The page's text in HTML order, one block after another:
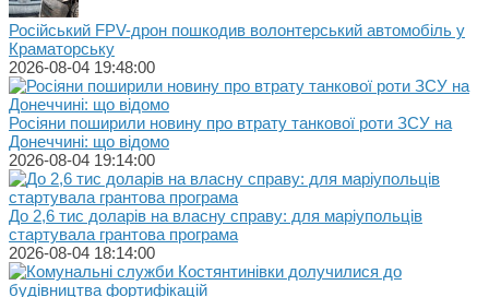
Російський FPV-дрон пошкодив волонтерський автомобіль у
Краматорську
2026-08-04 19:48:00
Росіяни поширили новину про втрату танкової роти ЗСУ на
Донеччині: що відомо
2026-08-04 19:14:00
До 2,6 тис доларів на власну справу: для маріупольців
стартувала грантова програма
2026-08-04 18:14:00